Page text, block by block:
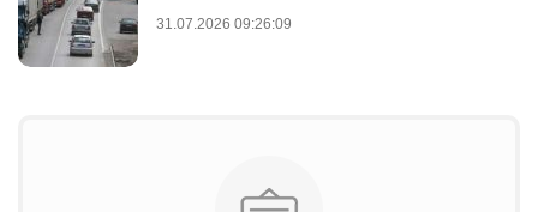
31.07.2026 09:26:09